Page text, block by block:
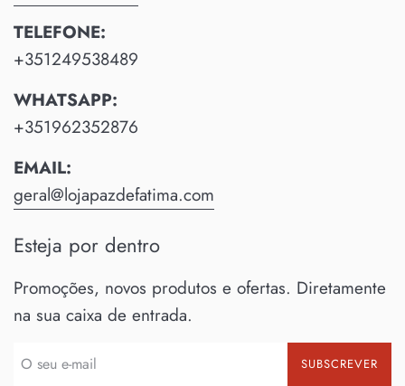
TELEFONE:
+351249538489
WHATSAPP:
+351962352876
EMAIL:
geral@lojapazdefatima.com
Esteja por dentro
Promoções, novos produtos e ofertas. Diretamente
na sua caixa de entrada.
SUBSCREVER